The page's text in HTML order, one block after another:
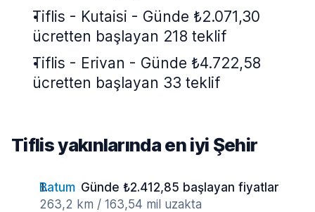
Tiflis - Kutaisi - Günde ₺2.071,30
ücretten başlayan 218 teklif
Tiflis - Erivan - Günde ₺4.722,58
ücretten başlayan 33 teklif
Tiflis yakınlarında en iyi Şehir
Batum Günde ₺2.412,85 başlayan fiyatlar
263,2 km / 163,54 mil uzakta